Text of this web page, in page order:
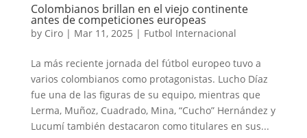
Colombianos brillan en el viejo continente
antes de competiciones europeas
by Ciro| Mar 11, 2025 | Futbol Internacional
La más reciente jornada del fútbol europeo tuvo a
varios colombianos como protagonistas. Lucho Díaz
fue una de las figuras de su equipo, mientras que
Lerma, Muñoz, Cuadrado, Mina, “Cucho” Hernández y
Lucumí también destacaron como titulares en sus...